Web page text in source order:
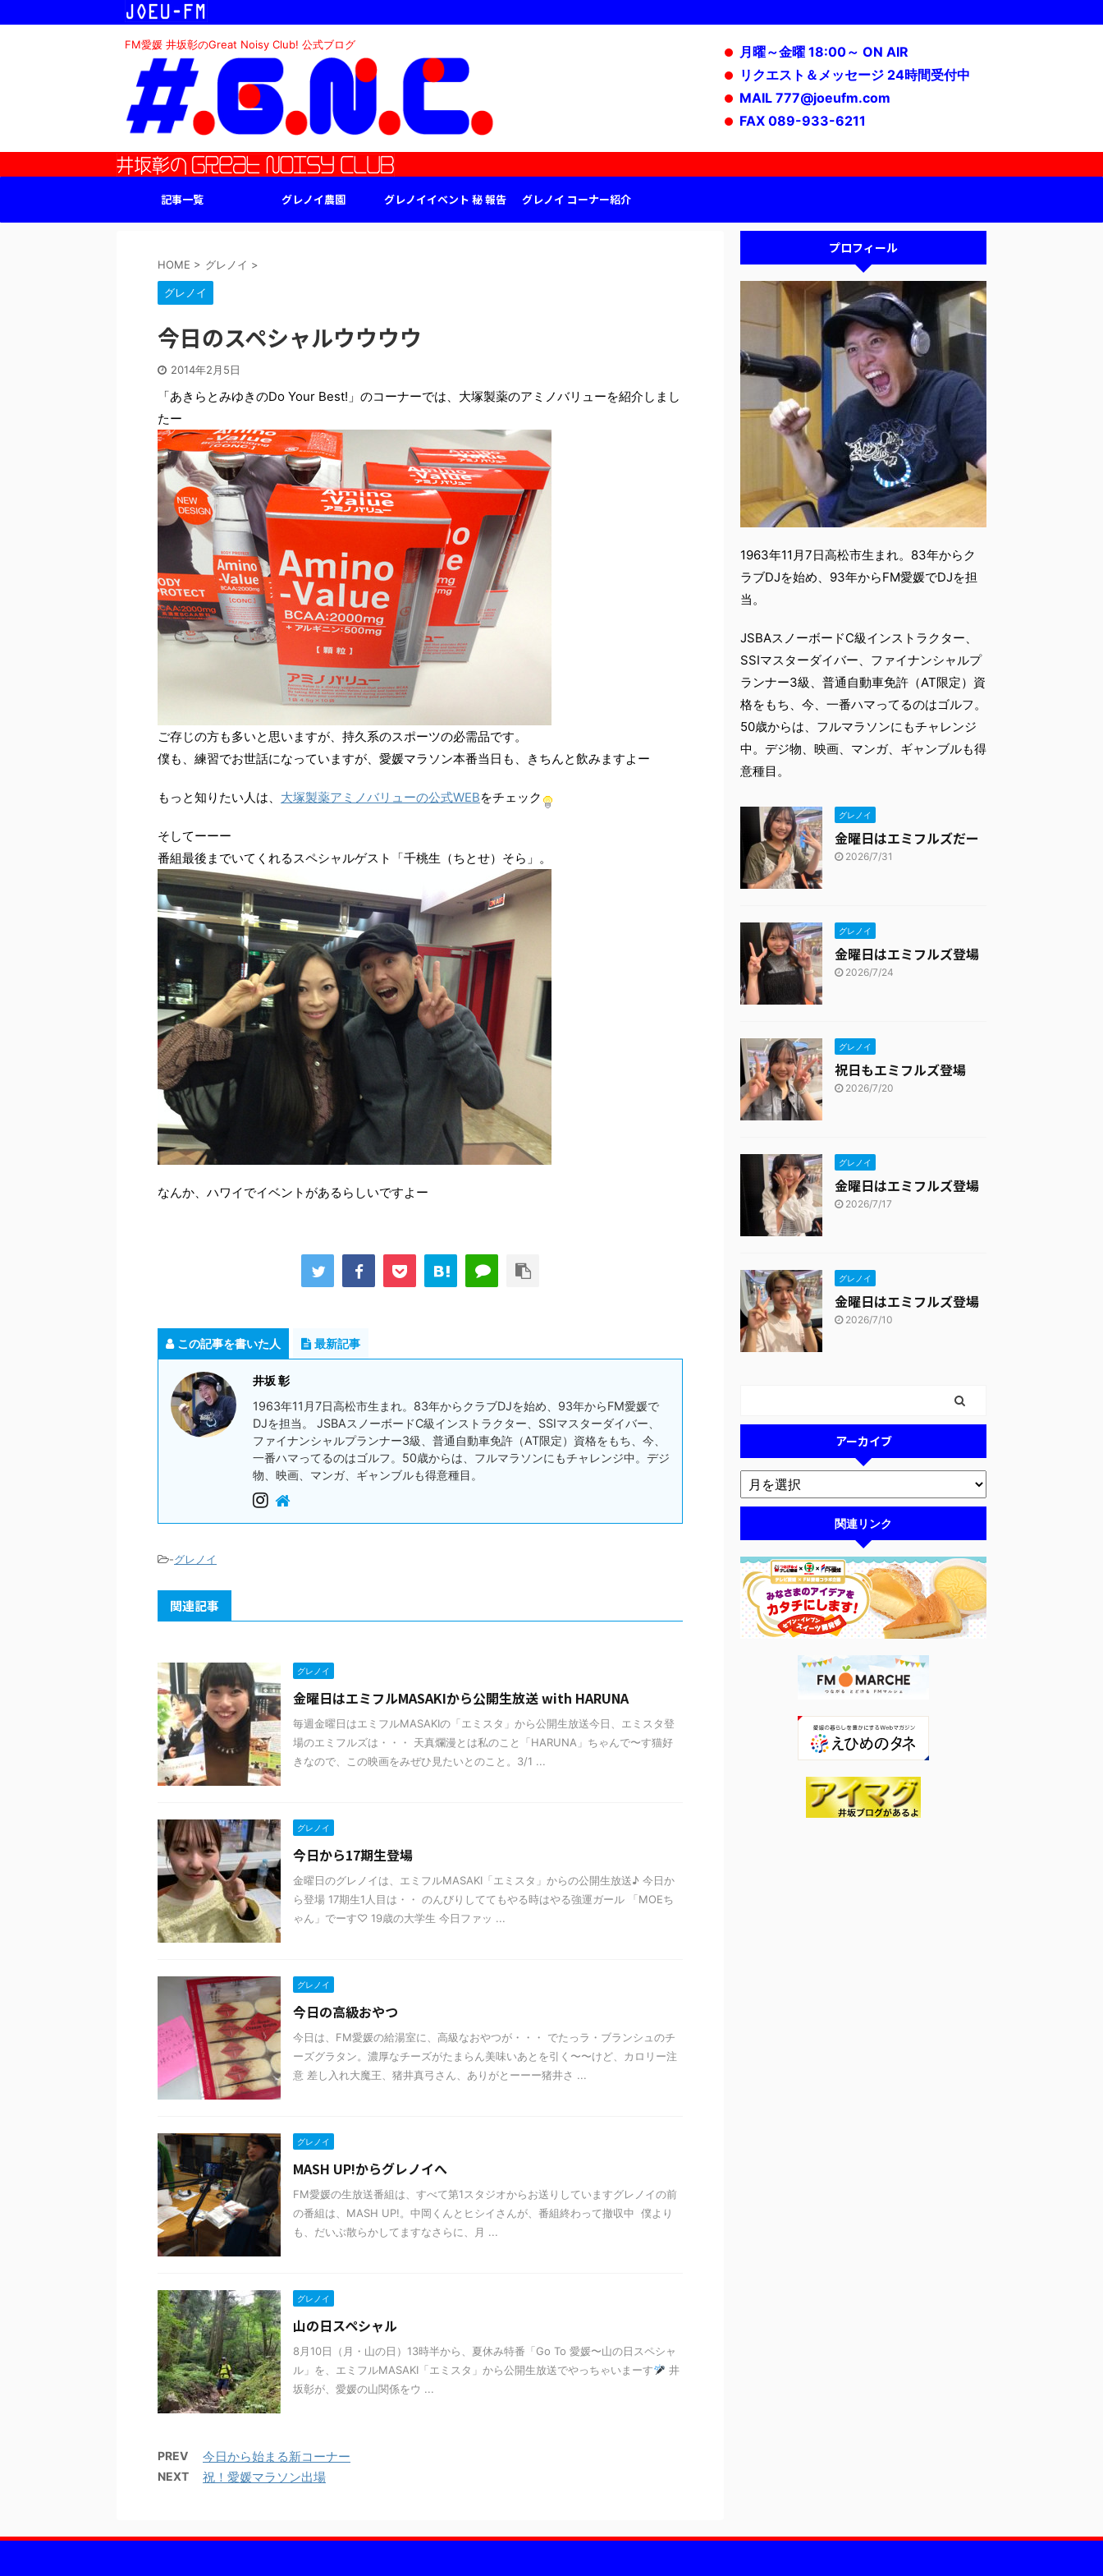
FM愛媛 井坂彰のGreat Noisy Club! 公式ブログ
月曜～金曜 18:00～ ON AIR
リクエスト＆メッセージ 24時間受付中
MAIL 777@joeufm.com
FAX 089-933-6211
記事一覧 グレノイ農園 グレノイイベント 秘 報告 グレノイ コーナー紹介
HOME > グレノイ >
グレノイ
今日のスペシャルウウウウ
2014年2月5日
「あきらとみゆきのDo Your Best!」のコーナーでは、大塚製薬のアミノバリューを紹介しまし
たー
ご存じの方も多いと思いますが、持久系のスポーツの必需品です。
僕も、練習でお世話になっていますが、愛媛マラソン本番当日も、きちんと飲みますよー
もっと知りたい人は、 大塚製薬アミノバリューの公式WEBをチェック
そしてーーー
番組最後までいてくれるスペシャルゲスト「千桃生（ちとせ）そら」。
なんか、ハワイでイベントがあるらしいですよー
この記事を書いた人 最新記事
井坂 彰
1963年11月7日高松市生まれ。83年からクラブDJを始め、93年からFM愛媛で
DJを担当。 JSBAスノーボードC級インストラクター、SSIマスターダイバー、
ファイナンシャルプランナー3級、普通自動車免許（AT限定）資格をもち、今、
一番ハマってるのはゴルフ。50歳からは、フルマラソンにもチャレンジ中。デジ
物、映画、マンガ、ギャンブルも得意種目。
-グレノイ
関連記事
グレノイ
金曜日はエミフルMASAKIから公開生放送 with HARUNA
毎週金曜日はエミフルMASAKIの「エミスタ」から公開生放送今日、エミスタ登
場のエミフルズは・・・ 天真爛漫とは私のこと「HARUNA」ちゃんで〜す猫好
きなので、この映画をみぜひ見たいとのこと。3/1 ...
グレノイ
今日から17期生登場
金曜日のグレノイは、エミフルMASAKI「エミスタ」からの公開生放送♪ 今日か
ら登場 17期生1人目は・・ のんびりしててもやる時はやる強運ガール 「MOEち
ゃん」でーす♡ 19歳の大学生 今日ファッ ...
グレノイ
今日の高級おやつ
今日は、FM愛媛の給湯室に、高級なおやつが・・・ でたっラ・ブランシュのチ
ーズグラタン。濃厚なチーズがたまらん美味いあとを引く〜〜けど、カロリー注
意 差し入れ大魔王、猪井真弓さん、ありがとーーー猪井さ ...
グレノイ
MASH UP!からグレノイへ
FM愛媛の生放送番組は、すべて第1スタジオからお送りしていますグレノイの前
の番組は、MASH UP!。中岡くんとヒシイさんが、番組終わって撤収中 僕より
も、だいぶ散らかしてますなさらに、月 ...
グレノイ
山の日スペシャル
8月10日（月・山の日）13時半から、夏休み特番「Go To 愛媛〜山の日スペシャ
ル」を、エミフルMASAKI「エミスタ」から公開生放送でやっちゃいまーす
井
坂彰が、愛媛の山関係をウ ...
PREV 今日から始まる新コーナー
NEXT 祝！愛媛マラソン出場
プロフィール
1963年11月7日高松市生まれ。83年からク
ラブDJを始め、93年からFM愛媛でDJを担
当。
JSBAスノーボードC級インストラクター、
SSIマスターダイバー、ファイナンシャルプ
ランナー3級、普通自動車免許（AT限定）資
格をもち、今、一番ハマってるのはゴルフ。
50歳からは、フルマラソンにもチャレンジ
中。デジ物、映画、マンガ、ギャンブルも得
意種目。
グレノイ
金曜日はエミフルズだー
2026/7/31
グレノイ
金曜日はエミフルズ登場
2026/7/24
グレノイ
祝日もエミフルズ登場
2026/7/20
グレノイ
金曜日はエミフルズ登場
2026/7/17
グレノイ
金曜日はエミフルズ登場
2026/7/10
アーカイブ
関連リンク